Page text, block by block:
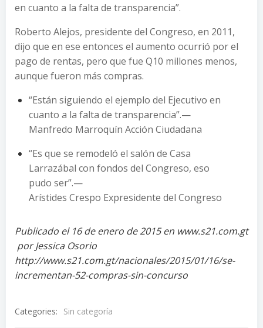
en cuanto a la falta de transparencia”.
Roberto Alejos, presidente del Congreso, en 2011,
dijo que en ese entonces el aumento ocurrió por el
pago de rentas, pero que fue Q10 millones menos,
aunque fueron más compras.
“Están siguiendo el ejemplo del Ejecutivo en
cuanto a la falta de transparencia”.—
Manfredo Marroquín Acción Ciudadana
“Es que se remodeló el salón de Casa
Larrazábal con fondos del Congreso, eso
pudo ser”.—
Arístides Crespo Expresidente del Congreso
Publicado el 16 de enero de 2015 en www.s21.com.gt
por Jessica Osorio
http://www.s21.com.gt/nacionales/2015/01/16/se-
incrementan-52-compras-sin-concurso
Categories: Sin categoría